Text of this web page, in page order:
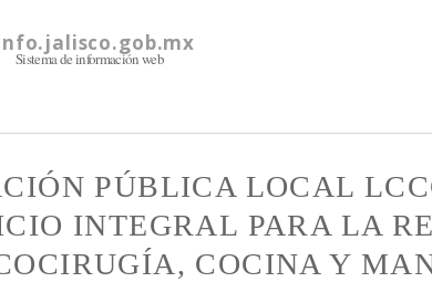
Sistema de información web
PÚBLICA LOCAL
INTEGRAL PARA LA
COCINA Y